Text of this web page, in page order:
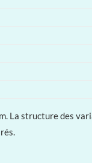
La structure des